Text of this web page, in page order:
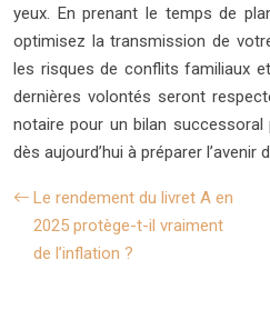
yeux. En prenant le temps de
optimisez la transmission de
les risques de conflits familiaux
dernières volontés seront
notaire pour un bilan
dès aujourd’hui à préparer l’avenir
Le rendement du livret A en
2025 protège-t-il vraiment
de l’inflation ?